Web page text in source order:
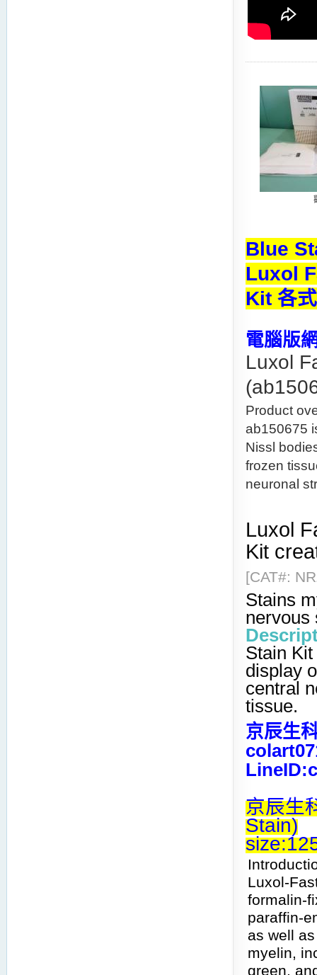
Blue
Luxol
Kit 各
電腦版
Luxol
Product
ab150675
Nissl
frozen
neuronal
Luxol
Kit
[CAT#:
Stains
nervous
Stain
display
central
tissue.
京辰生
京辰生
Stain)
Luxol-
formalin-
paraffin-
as well
myelin,
green,